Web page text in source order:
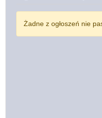
Żadne z ogłoszeń nie